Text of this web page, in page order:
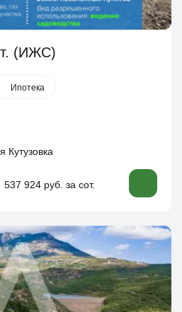
(ИЖС)
Ипотека
Кутузовка
537 924 руб. за сот.